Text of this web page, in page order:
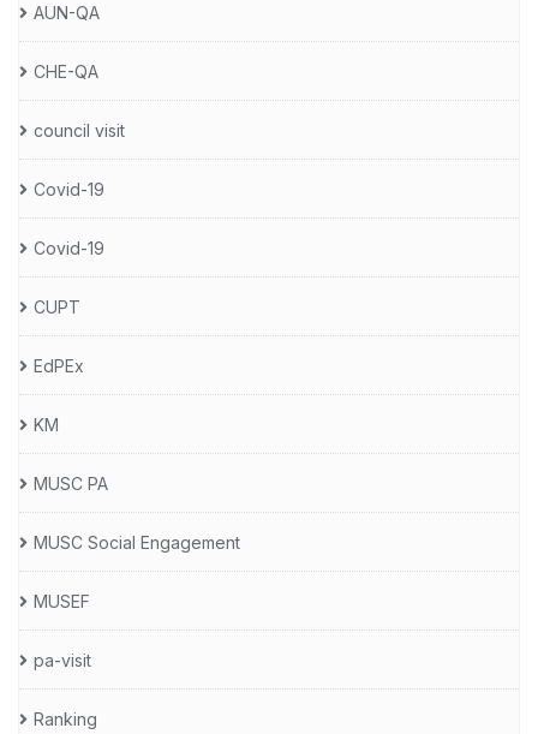
AUN-QA
CHE-QA
council visit
Covid-19
Covid-19
CUPT
EdPEx
KM
MUSC PA
MUSC Social Engagement
MUSEF
pa-visit
Ranking